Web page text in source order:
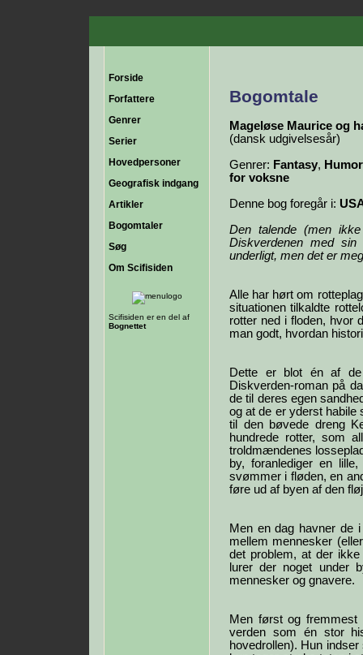
Forside
Forfattere
Genrer
Serier
Hovedpersoner
Geografisk indgang
Artikler
Bogomtaler
Søg
Om Scifisiden
Scifisiden er en del af
Bognettet
Bogomtale
Mageløse Maurice og
(dansk udgivelsesår)
Genrer: Fantasy,
for voksne
Denne bog foregår i:
Den talende (men
Diskverdenen med
underligt, men det er
Alle har hørt om
situationen tilkaldte
rotter ned i floden, hvor
man godt, hvordan
Dette er blot én af de
Diskverden-roman på
de til deres egen
og at de er yderst habile
til den bøvede dreng
hundrede rotter, som
troldmændenes
by, foranlediger en
svømmer i fløden, en
føre ud af byen af den
Men en dag havner de
mellem mennesker
det problem, at der
lurer der noget under
mennesker og gnavere.
Men først og fremmest
verden som én stor
hovedrollen). Hun